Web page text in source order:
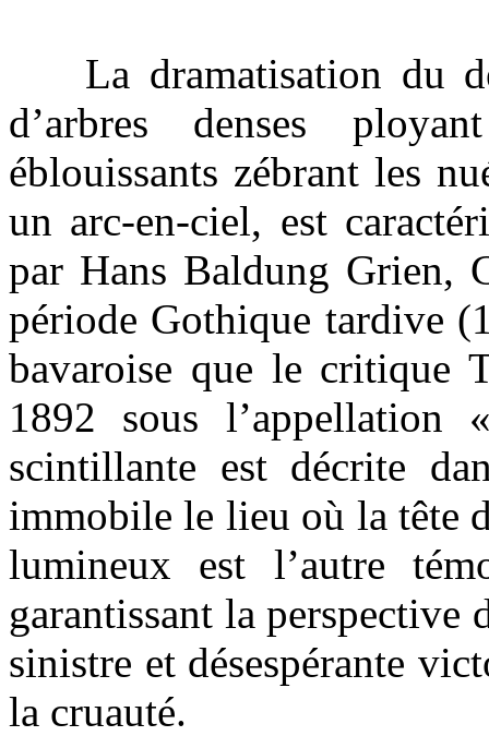
La dramatisation du
d’arbres denses
éblouissants zébrant les
un arc-en-ciel, est
par Hans Baldung Grien,
période Gothique tardive
bavaroise que le critique
1892 sous l’appellation
scintillante est décrite
immobile le lieu où la tête
lumineux est l’autre
garantissant la perspective
sinistre et désespérante
la cruauté.